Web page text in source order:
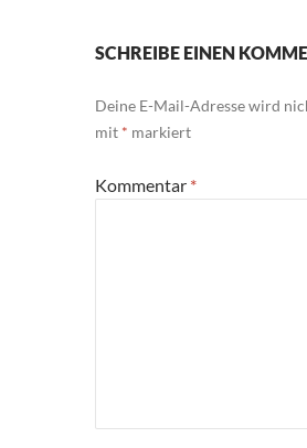
SCHREIBE EINEN
Deine E-Mail-Adresse wird
mit * markiert
Kommentar *